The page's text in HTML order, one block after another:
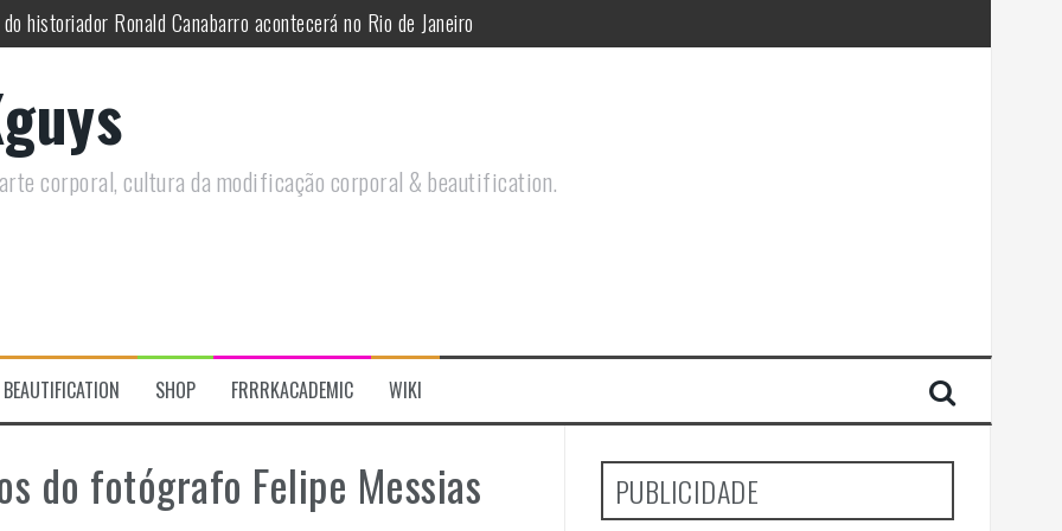
sobre Circo Freak em encontro online
modificações corporais e anarquia em encontro online
saiba como você pode ajudar duas ações que estão a ocorrer
a celebração do Orgulho Freak no Chile
historiador Ronald Canabarro acontecerá no Rio de Janeiro
corporal, cultura da modificação corporal & beautification.
BEAUTIFICATION SHOP FRRRKACADEMIC WIKI
do fotógrafo Felipe Messias PUBLICIDADE